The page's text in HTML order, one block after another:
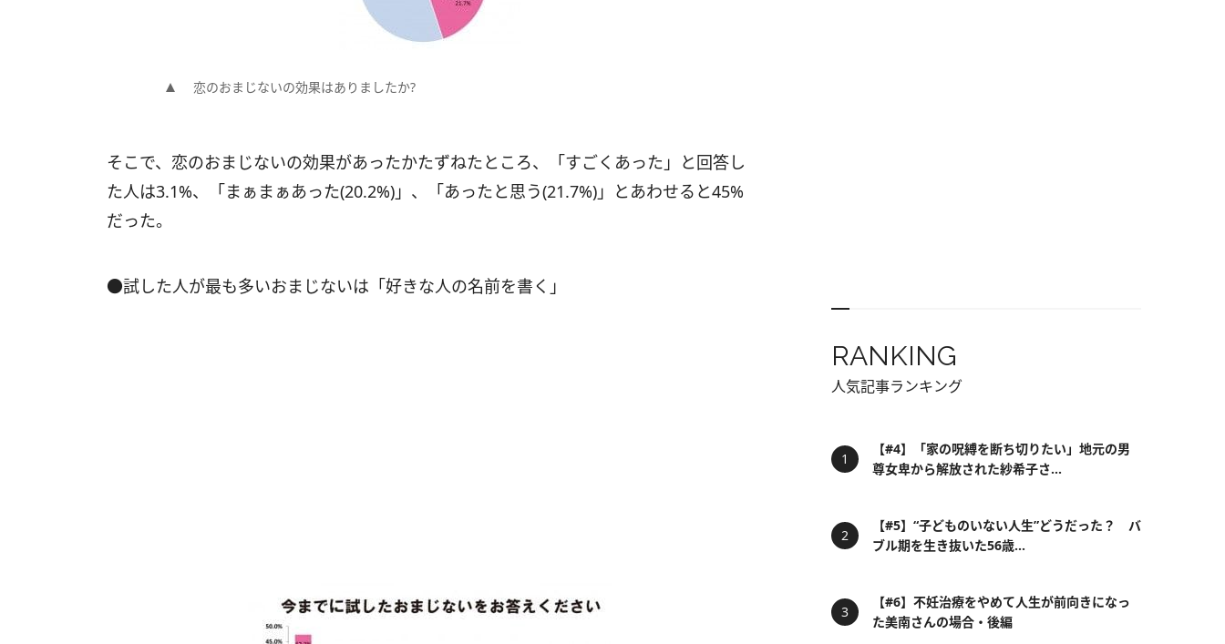
恋のおまじないの効果はありましたか?
そこで、恋のおまじないの効果があったかたずねたところ、「すごくあった」と回答し
た人は3.1%、「まぁまぁあった(20.2%)」、「あったと思う(21.7%)」とあわせると45%
だった。
●試した人が最も多いおまじないは「好きな人の名前を書く」
RANKING
人気記事ランキング
【#4】「家の呪縛を断ち切りたい」地元の男
尊女卑から解放された紗希子さ...
【#5】“子どものいない人生”どうだった？ バ
ブル期を生き抜いた56歳...
【#6】不妊治療をやめて人生が前向きになっ
た美南さんの場合・後編